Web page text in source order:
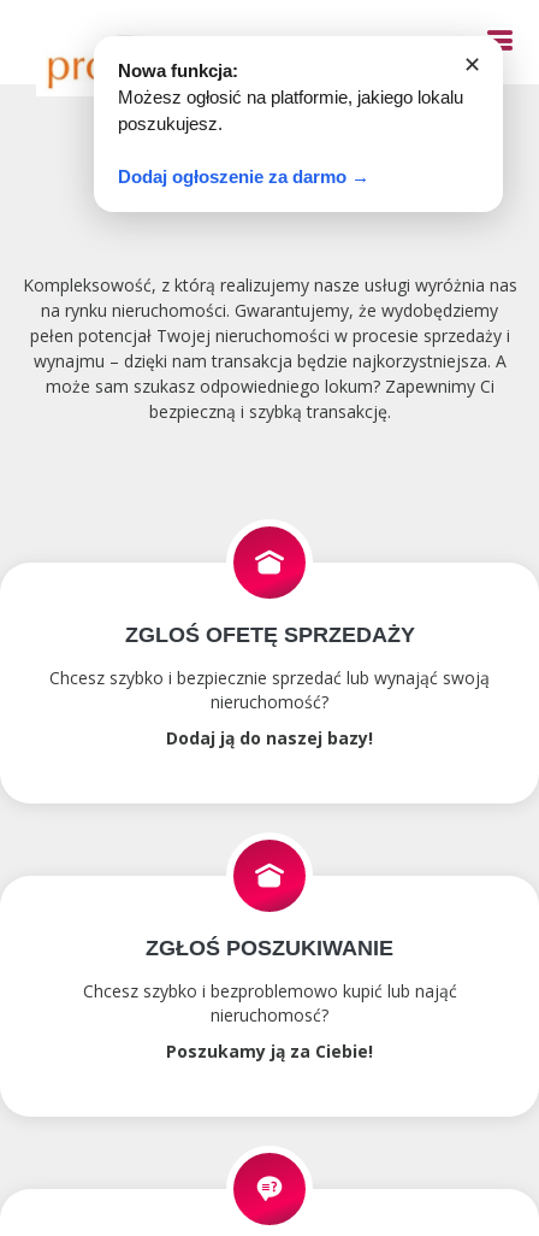
✕
Nowa funkcja:
Możesz ogłosić na platformie, jakiego lokalu
poszukujesz.
Dodaj ogłoszenie za darmo →
O firmie
Kompleksowość, z którą realizujemy nasze usługi wyróżnia nas
na rynku nieruchomości. Gwarantujemy, że wydobędziemy
pełen potencjał Twojej nieruchomości w procesie sprzedaży i
wynajmu – dzięki nam transakcja będzie najkorzystniejsza. A
może sam szukasz odpowiedniego lokum? Zapewnimy Ci
bezpieczną i szybką transakcję.
ZGLOŚ OFETĘ SPRZEDAŻY
Chcesz szybko i bezpiecznie sprzedać lub wynająć swoją
nieruchomość?
Dodaj ją do naszej bazy!
ZGŁOŚ POSZUKIWANIE
Chcesz szybko i bezproblemowo kupić lub nająć
nieruchomosć?
Poszukamy ją za Ciebie!